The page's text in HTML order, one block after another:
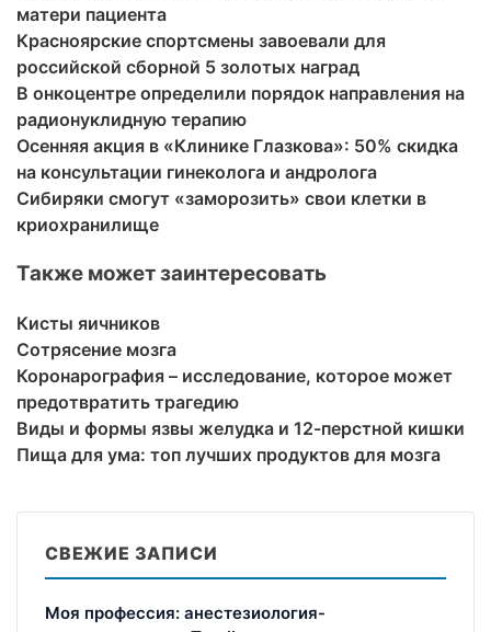
матери пациента
Красноярские спортсмены завоевали для
российской сборной 5 золотых наград
В онкоцентре определили порядок направления на
радионуклидную терапию
Осенняя акция в «Клинике Глазкова»: 50% скидка
на консультации гинеколога и андролога
Сибиряки смогут «заморозить» свои клетки в
криохранилище
Также может заинтересовать
Кисты яичников
Сотрясение мозга
Коронарография – исследование, которое может
предотвратить трагедию
Виды и формы язвы желудка и 12-перстной кишки
Пища для ума: топ лучших продуктов для мозга
СВЕЖИЕ ЗАПИСИ
Моя профессия: анестезиология-